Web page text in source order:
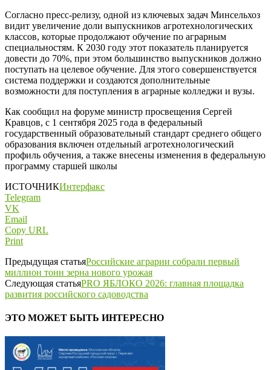
Согласно пресс-релизу, одной из ключевых задач Минсельхоз
видит увеличение доли выпускников агротехнологических
классов, которые продолжают обучение по аграрным
специальностям. К 2030 году этот показатель планируется
довести до 70%, при этом большинство выпускников должно
поступать на целевое обучение. Для этого совершенствуется
система поддержки и создаются дополнительные
возможности для поступления в аграрные колледжи и вузы.
Как сообщил на форуме министр просвещения Сергей
Кравцов, с 1 сентября 2025 года в федеральный
государственный образовательный стандарт среднего общего
образования включен отдельный агротехнологический
профиль обучения, а также внесены изменения в федеральную
программу старшей школы
ИСТОЧНИКИнтерфакс
Telegram
VK
Email
Copy URL
Print
Предыдущая статьяРоссийские аграрии собрали первый
миллион тонн зерна нового урожая
Следующая статьяPRO ЯБЛОКО 2026: главная площадка
развития российского садоводства
ЭТО МОЖЕТ БЫТЬ ИНТЕРЕСНО